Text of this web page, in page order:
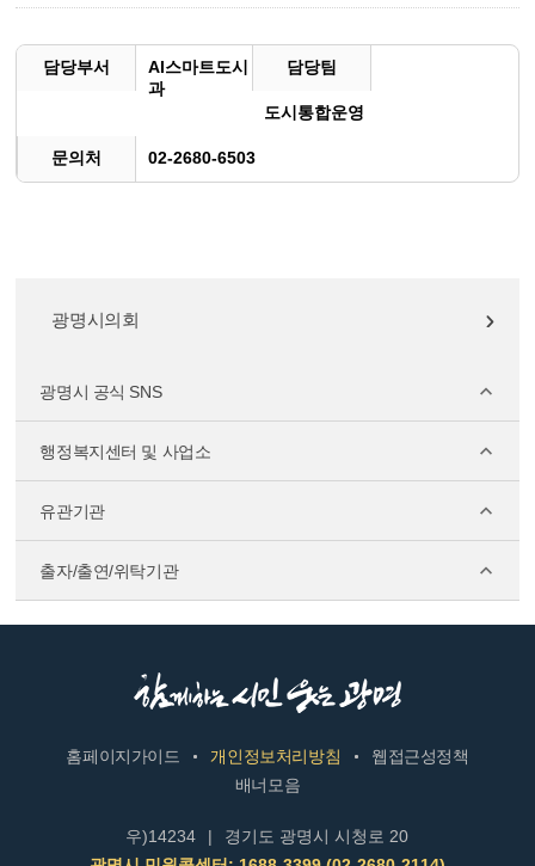
담당부서
AI스마트도시
과
담당팀
도시통합운영
문의처 02-2680-6503
광명시의회
광명시 공식 SNS
행정복지센터 및 사업소
유관기관
출자/출연/위탁기관
홈페이지가이드 개인정보처리방침
웹접근성정책
배너모음
우)14234 |
경기도 광명시 시청로 20